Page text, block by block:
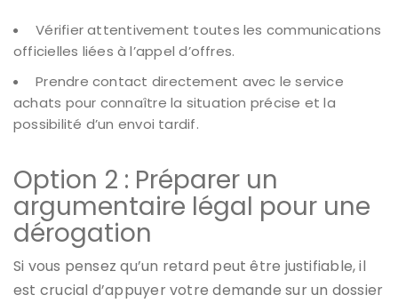
Vérifier attentivement toutes les communications
officielles liées à l’appel d’offres.
Prendre contact directement avec le service
achats pour connaître la situation précise et la
possibilité d’un envoi tardif.
Option 2 : Préparer un
argumentaire légal pour une
dérogation
Si vous pensez qu’un retard peut être justifiable, il
est crucial d’appuyer votre demande sur un dossier